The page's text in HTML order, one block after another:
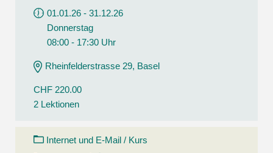
01.01.26 - 31.12.26
Donnerstag
08:00 - 17:30 Uhr
Rheinfelderstrasse 29, Basel
CHF 220.00
2 Lektionen
Internet und E-Mail / Kurs